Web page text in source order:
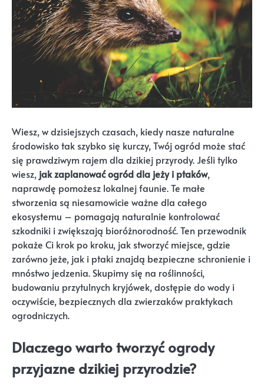
Wiesz, w dzisiejszych czasach, kiedy nasze naturalne
środowisko tak szybko się kurczy, Twój ogród może stać
się prawdziwym rajem dla dzikiej przyrody. Jeśli tylko
wiesz, jak zaplanować ogród dla jeży i ptaków,
naprawdę pomożesz lokalnej faunie. Te małe
stworzenia są niesamowicie ważne dla całego
ekosystemu – pomagają naturalnie kontrolować
szkodniki i zwiększają bioróżnorodność. Ten przewodnik
pokaże Ci krok po kroku, jak stworzyć miejsce, gdzie
zarówno jeże, jak i ptaki znajdą bezpieczne schronienie i
mnóstwo jedzenia. Skupimy się na roślinności,
budowaniu przytulnych kryjówek, dostępie do wody i
oczywiście, bezpiecznych dla zwierzaków praktykach
ogrodniczych.
Dlaczego warto tworzyć ogrody
przyjazne dzikiej przyrodzie?